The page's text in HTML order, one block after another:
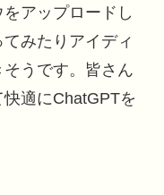
アップロードし
みたりアイディ
うです。皆さん
適にChatGPTを